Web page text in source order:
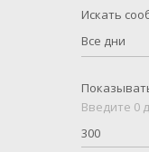
Искать
Все дни
Введите 0